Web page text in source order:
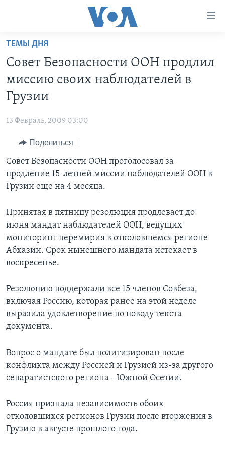
Перейти
основной
контент
Перейти
основной
навигации
Перейти
поиск
ИТОГИ
ПОЧЕМУ ЭТО ВАЖНО?
ДИСКУССИЯ VOA
ДЕТАЛИ
АМЕРИКА. БОЛЬШОЕ ПУТЕШЕСТВИЕ
ПРОЕКТЫ
НАША АМЕРИКАНСКАЯ ИСТОРИЯ
А КАК В АМЕРИКЕ?
АРТЕФАКТЫ
АМЕРИКАНСКИЕ ГОРОДКИ
ИНТЕРВЬЮ
ФАКТЫ ПРОТИВ ФЕЙКОВ
ЗА СВОБОДУ ПРЕССЫ
УЧИМ АНГЛИЙСКИЙ
ПОДПИСКА НА НОВОСТИ
Learning English
СОЦИАЛЬНЫЕ СЕТИ
Языки
ТЕМЫ ДНЯ
Совет Безопасности ООН продлил
миссию своих наблюдателей в
Грузии
13 Февраль, 2009 03:00
Поделиться
Совет Безопасности ООН проголосовал за
продление 15-летней миссии наблюдателей ООН в
Грузии еще на 4 месяца.
Принятая в пятницу резолюция продлевает до
июня мандат наблюдателей ООН, ведущих
мониторинг перемирия в отколовшемся регионе
Абхазии. Срок нынешнего мандата истекает в
воскресенье.
Резолюцию поддержали все 15 членов Совбеза,
включая Россию, которая ранее на этой неделе
выразила удовлетворение по поводу текста
документа.
Вопрос о мандате был политизирован после
конфликта между Россией и Грузией из-за другого
сепаратистского региона - Южной Осетии.
Россия признала независимость обоих
отколовшихся регионов Грузии после вторжения в
Грузию в августе прошлого года.